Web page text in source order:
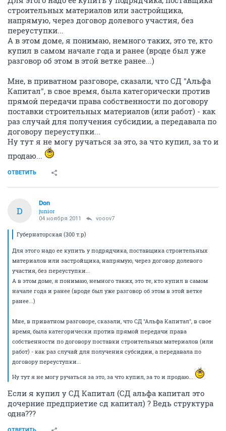
строительных материалов или застройщика,
напрямую, через договор долевого участия, без
переуступки...
А в этом доме, я понимаю, немного таких, это те, кто
купил в самом начале года и ранее (вроде был уже
разговор об этом в этой ветке ранее...)
Мне, в приватном разговоре, сказали, что СД "Альфа
Капитал", в свое время, была категорически против
прямой передачи права собственности по договору
поставки строительных материалов (или работ) - как
раз случай для получения субсидии, а передавала по
договору переуступки...
Ну тут я не могу ручаться за это, за что купил, за то и
продаю...
ОТВЕТИТЬ
D
Don
junior
04 ноября 2011 vooov7
Губернаторская (300 т.р)
Для этого надо ее купить у подрядчика, поставщика строительных
материалов или застройщика, напрямую, через договор долевого
участия, без переуступки...
А в этом доме, я понимаю, немного таких, это те, кто купил в самом
начале года и ранее (вроде был уже разговор об этом в этой ветке
ранее...)
Мне, в приватном разговоре, сказали, что СД "Альфа Капитал", в свое
время, была категорически против прямой передачи права
собственности по договору поставки строительных материалов (или
работ) - как раз случай для получения субсидии, а передавала по
договору переуступки...
Ну тут я не могу ручаться за это, за что купил, за то и продаю...
Если я купил у СД Капитал (СД альфа капитал это
дочерние предприетие сд капитал) ? Ведь структура
одна???